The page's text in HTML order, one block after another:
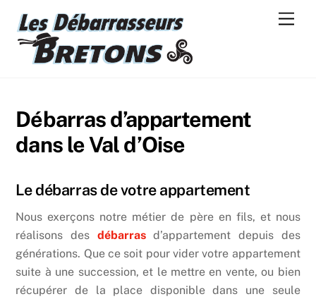
content
Débarras d’appartement
dans le Val d’Oise
Le débarras de votre appartement
Nous exerçons notre métier de père en fils, et nous
réalisons des débarrasd’appartement depuis des
générations. Que ce soit pour vider votre appartement
suite à une succession, et le mettre en vente, ou bien
récupérer de la place disponible dans une seule